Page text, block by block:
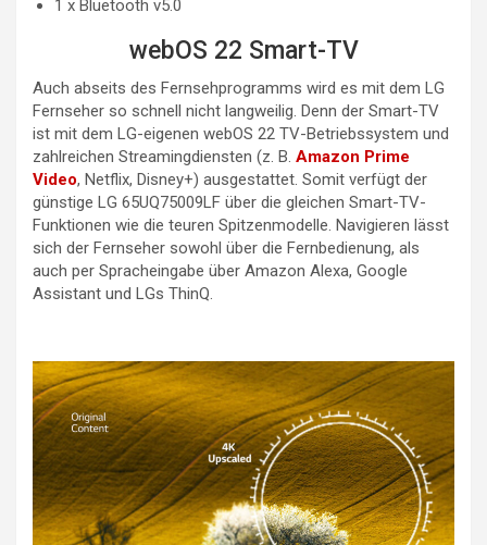
1 x Bluetooth v5.0
webOS 22 Smart-TV
Auch abseits des Fernsehprogramms wird es mit dem LG
Fernseher so schnell nicht langweilig. Denn der Smart-TV
ist mit dem LG-eigenen webOS 22 TV-Betriebssystem und
zahlreichen Streamingdiensten (z. B. Amazon Prime
Video, Netflix, Disney+) ausgestattet. Somit verfügt der
günstige LG 65UQ75009LF über die gleichen Smart-TV-
Funktionen wie die teuren Spitzenmodelle. Navigieren lässt
sich der Fernseher sowohl über die Fernbedienung, als
auch per Spracheingabe über Amazon Alexa, Google
Assistant und LGs ThinQ.